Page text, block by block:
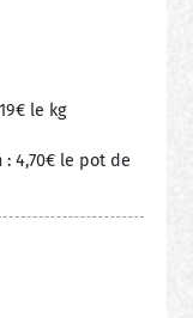
le kg
4,70€ le pot de